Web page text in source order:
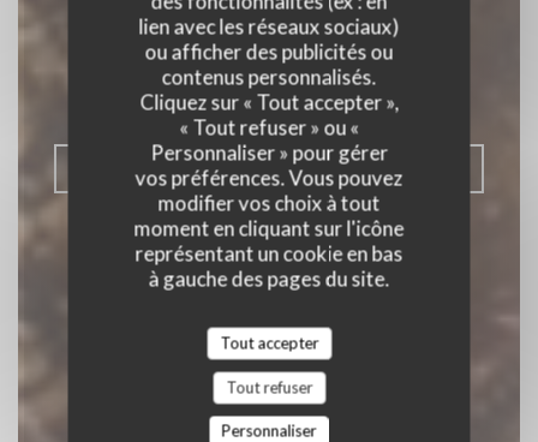
lien avec les réseaux sociaux)
ou afficher des publicités ou
contenus personnalisés.
Cliquez sur « Tout accepter »,
« Tout refuser » ou «
Personnaliser » pour gérer
vos préférences. Vous pouvez
modifier vos choix à tout
moment en cliquant sur l'icône
représentant un cookie en bas
à gauche des pages du site.
Tout accepter
Tout refuser
Personnaliser
La Fabrique
BISTROT GASTRONOMIQUE
COMTE ROBERT
RÉSERVER